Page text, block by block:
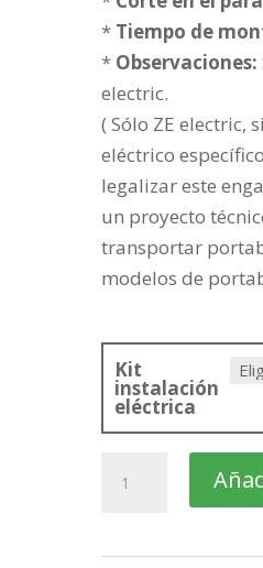
* Tiempo de
* Observaciones:
electric.
( Sólo ZE electric,
eléctrico
legalizar este
un proyecto
transportar
modelos de
Kit
instalación
eléctrica
Twingo
electric